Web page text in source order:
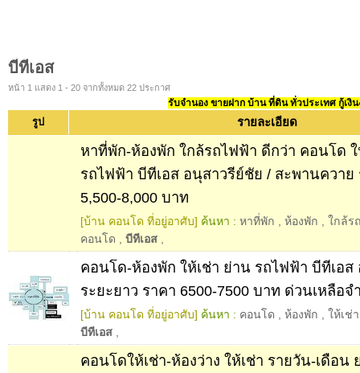
บีทีเอส
หน้า 1 แสดง 1 - 20 จากทั้งหมด 22 ประกาศ
รับจำนอง ขายฝาก บ้าน ที่ดิน ทั่วประเทศ กู้เงิ
รูป รายละเอียด
หาที่พัก-ห้องพัก ใกล้รถไฟฟ้า ดีกว่า คอนโด
รถไฟฟ้า บีทีเอส อนุสาวรีย์ชัย / สะพานควาย
5,500-8,000 บาท
[บ้าน คอนโด ที่อยู่อาศับ] ค้นหา : หาที่พัก ห้องพัก
ใกล้ร
คอนโด
บีทีเอส
คอนโด-ห้องพัก ให้เช่า ย่าน รถไฟฟ้า บีทีเอส
ระยะยาว ราคา 6500-7500 บาท ด่วนเหลือจ
[บ้าน คอนโด ที่อยู่อาศับ] ค้นหา : คอนโด ห้องพัก ให้เช่า
บีทีเอส
คอนโดให้เช่า-ห้องว่าง ให้เช่า รายวัน-เดือน